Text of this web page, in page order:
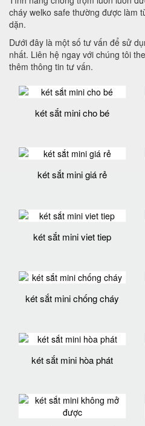
cháy welko safe thường được làm
dặn.
Dưới đây là một số tư vấn để sử
nhất. Liên hệ ngay với chúng tôi
thêm thông tin tư vấn.
két sắt mini cho bé
két sắt mini giá rẻ
két sắt mini viet tiep
két sắt mini chống cháy
két sắt mini hòa phát